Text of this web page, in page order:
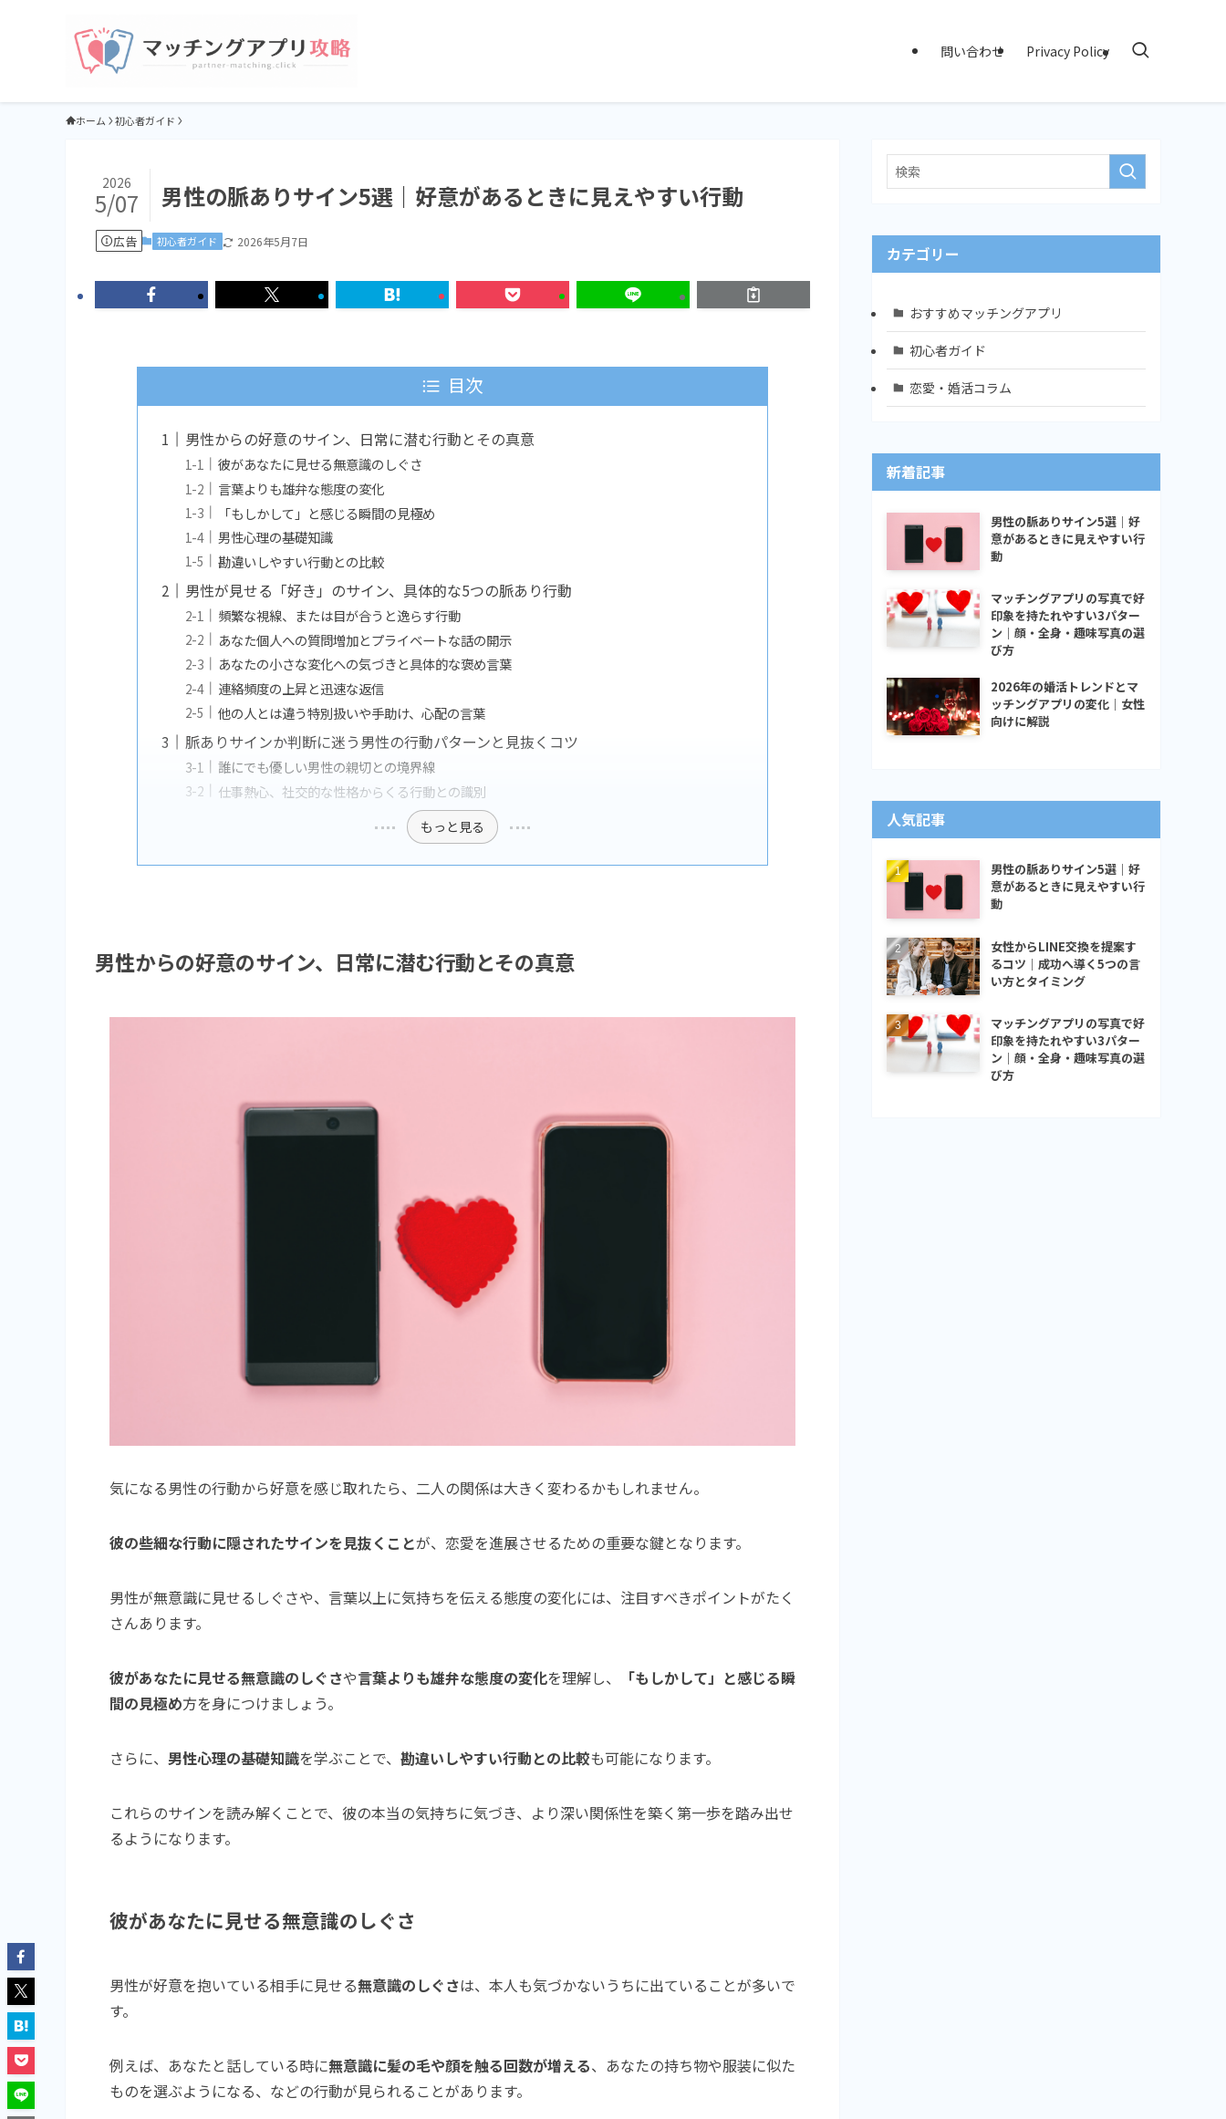
問い合わせ Privacy Policy
ホーム 初心者ガイド
男性の脈ありサイン5選｜好意があるときに見えやすい行動
2026
5/07
広告 初心者ガイド 2026年5月7日
目次
男性からの好意のサイン、日常に潜む行動とその真意
彼があなたに見せる無意識のしぐさ
言葉よりも雄弁な態度の変化
「もしかして」と感じる瞬間の見極め
男性心理の基礎知識
勘違いしやすい行動との比較
男性が見せる「好き」のサイン、具体的な5つの脈あり行動
頻繁な視線、または目が合うと逸らす行動
あなた個人への質問増加とプライベートな話の開示
あなたの小さな変化への気づきと具体的な褒め言葉
連絡頻度の上昇と迅速な返信
他の人とは違う特別扱いや手助け、心配の言葉
脈ありサインか判断に迷う男性の行動パターンと見抜くコツ
誰にでも優しい男性の親切との境界線
仕事熱心、社交的な性格からくる行動との識別
もっと見る
男性からの好意のサイン、日常に潜む行動とその真意
気になる男性の行動から好意を感じ取れたら、二人の関係は大きく変わるかもしれません。
彼の些細な行動に隠されたサインを見抜くことが、恋愛を進展させるための重要な鍵となります。
男性が無意識に見せるしぐさや、言葉以上に気持ちを伝える態度の変化には、注目すべきポイントがたく
さんあります。
彼があなたに見せる無意識のしぐさや言葉よりも雄弁な態度の変化を理解し、
「もしかして」と感じる瞬
間の見極め方を身につけましょう。
さらに、 男性心理の基礎知識を学ぶことで、 勘違いしやすい行動との比較も可能になります。
これらのサインを読み解くことで、彼の本当の気持ちに気づき、より深い関係性を築く第一歩を踏み出せ
るようになります。
彼があなたに見せる無意識のしぐさ
男性が好意を抱いている相手に見せる無意識のしぐさは、本人も気づかないうちに出ていることが多いで
す。
例えば、あなたと話している時に無意識に髪の毛や顔を触る回数が増える、あなたの持ち物や服装に似た
ものを選ぶようになる、などの行動が見られることがあります。
カテゴリー
おすすめマッチングアプリ
初心者ガイド
恋愛・婚活コラム
新着記事
男性の脈ありサイン5選｜好
意があるときに見えやすい行
動
マッチングアプリの写真で好
印象を持たれやすい3パター
ン｜顔・全身・趣味写真の選
び方
2026年の婚活トレンドとマ
ッチングアプリの変化｜女性
向けに解説
人気記事
男性の脈ありサイン5選｜好
意があるときに見えやすい行
動
女性からLINE交換を提案す
るコツ｜成功へ導く5つの言
い方とタイミング
マッチングアプリの写真で好
印象を持たれやすい3パター
ン｜顔・全身・趣味写真の選
び方